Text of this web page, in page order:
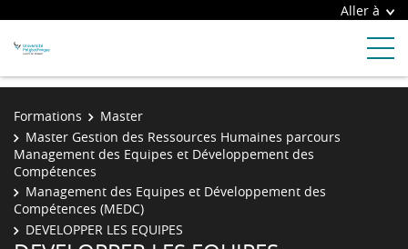
Aller à
Formations
Master
Master Gestion des Ressources Humaines parcours
Management des Equipes et Développement des
Compétences
Management des Equipes et Développement des
Compétences (MEDC)
DEVELOPPER LES EQUIPES